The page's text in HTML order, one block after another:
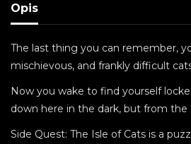
Opis
The last thing you can remember,
mischievous, and frankly difficult
Now you wake to find yourself
down here in the dark, but from
Side Quest: The Isle of Cats is a